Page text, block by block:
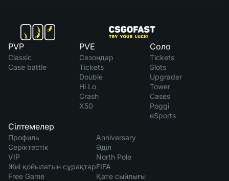
PVP
Classic
Case battle
PVE
Сезондар
Tickets
Double
Hi Lo
Crash
X50
Соло
Tickets
Slots
Upgrader
Tower
Cases
Poggi
eSports
Сілтемелер
Профиль
Серіктестік
VIP
Жиі қойылатын сұрақтар
Free Game
Anniversary
Әділ
North Pole
FIFA
Қате сыйлығы